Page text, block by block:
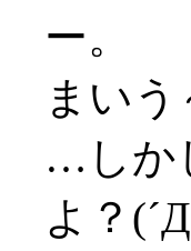
ー。
まい
…しか
よ？